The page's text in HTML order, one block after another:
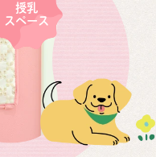
授乳
スペース